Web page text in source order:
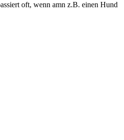
oft, wenn amn z.B. einen Hund